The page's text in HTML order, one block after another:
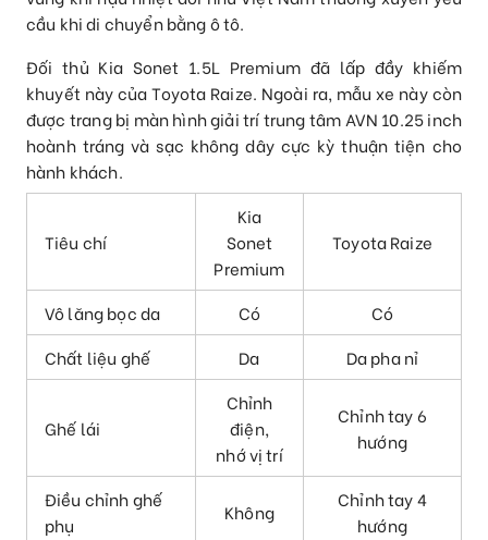
cầu khi di chuyển bằng ô tô.
Đối thủ Kia Sonet 1.5L Premium đã lấp đầy khiếm
khuyết này của Toyota Raize. Ngoài ra, mẫu xe này còn
được trang bị màn hình giải trí trung tâm AVN 10.25 inch
hoành tráng và sạc không dây cực kỳ thuận tiện cho
hành khách.
Tiêu chí
Kia
Sonet
Premium
Toyota Raize
Vô lăng bọc da Có
Có
Chất liệu ghế
Da Da pha nỉ
Ghế lái
Chỉnh
điện,
nhớ vị trí
Chỉnh tay 6
hướng
Điều chỉnh ghế
phụ
Không
Chỉnh tay 4
hướng